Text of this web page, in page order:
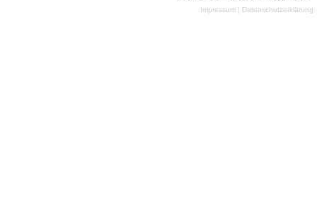
Impressum | Datenschutzerklärung